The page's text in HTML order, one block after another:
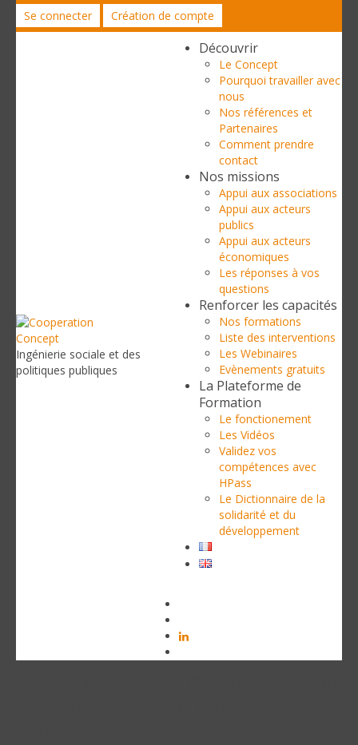
Se connecter Création de compte
Ingénierie sociale et des
politiques publiques
Découvrir
Le Concept
Pourquoi travailler avec
nous
Nos références et
Partenaires
Comment prendre
contact
Nos missions
Appui aux associations
Appui aux acteurs
publics
Appui aux acteurs
économiques
Les réponses à vos
questions
Renforcer les capacités
Nos formations
Liste des interventions
Les Webinaires
Evènements gratuits
La Plateforme de
Formation
Le fonctionement
Les Vidéos
Validez vos
compétences avec
HPass
Le Dictionnaire de la
solidarité et du
développement